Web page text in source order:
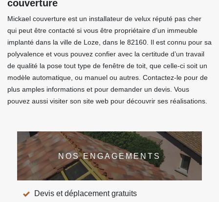
couverture
Mickael couverture est un installateur de velux réputé pas cher
qui peut être contacté si vous être propriétaire d’un immeuble
implanté dans la ville de Loze, dans le 82160. Il est connu pour sa
polyvalence et vous pouvez confier avec la certitude d’un travail
de qualité la pose tout type de fenêtre de toit, que celle-ci soit un
modèle automatique, ou manuel ou autres. Contactez-le pour de
plus amples informations et pour demander un devis. Vous
pouvez aussi visiter son site web pour découvrir ses réalisations.
NOS ENGAGEMENTS
Devis et déplacement gratuits